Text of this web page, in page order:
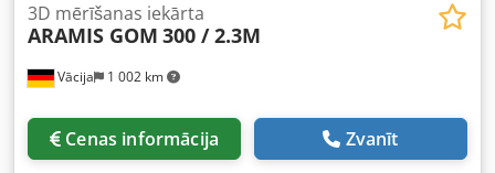
Vācija 1 002 km
3D mērīšanas iekārta
ARAMIS GOM 300 / 2.3M
Cenas informācija Zvanīt